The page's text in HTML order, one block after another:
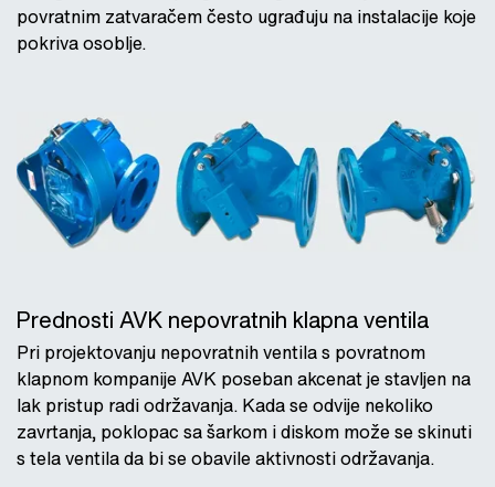
povratnim zatvaračem često ugrađuju na instalacije koje
pokriva osoblje.
Prednosti AVK nepovratnih klapna ventila
Pri projektovanju nepovratnih ventila s povratnom
klapnom kompanije AVK poseban akcenat je stavljen na
lak pristup radi održavanja. Kada se odvije nekoliko
zavrtanja, poklopac sa šarkom i diskom može se skinuti
s tela ventila da bi se obavile aktivnosti održavanja.